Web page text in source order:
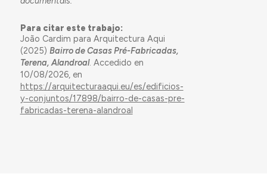
Para citar este trabajo:
João Cardim para Arquitectura Aqui
(2025) Bairro de Casas Pré-Fabricadas,
Terena, Alandroal. Accedido en
10/08/2026, en
https://arquitecturaaqui.eu/es/edificios-
y-conjuntos/17898/bairro-de-casas-pre-
fabricadas-terena-alandroal